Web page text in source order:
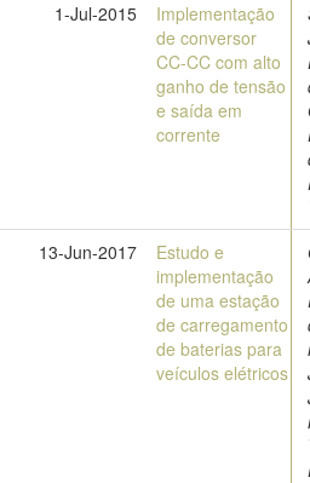
1-Jul-2015
Implementação
de conversor
CC-CC com alto
ganho de tensão
e saída em
corrente
13-Jun-2017
Estudo e
implementação
de uma estação
de carregamento
de baterias para
veículos elétricos